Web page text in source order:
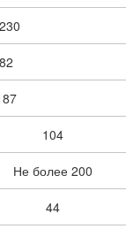
82
104
Не более 200
44